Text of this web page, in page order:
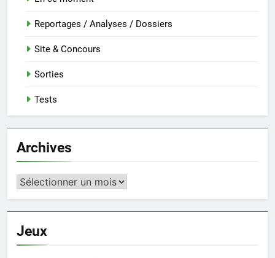
Reportages / Analyses / Dossiers
Site & Concours
Sorties
Tests
Archives
Archives
Jeux